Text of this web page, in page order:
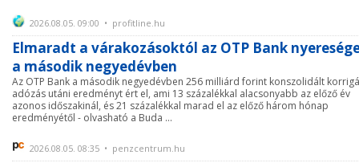
2026.08.05. 09:00 • profitline.hu
Elmaradt a várakozásoktól az OTP Bank
a második negyedévben
Az OTP Bank a második negyedévben 256 milliárd forint konszolidált
adózás utáni eredményt ért el, ami 13 százalékkal alacsonyabb az előző év
azonos időszakinál, és 21 százalékkal marad el az előző három hónap
eredményétől - olvasható a Buda ...
2026.08.05. 08:35 • penzcentrum.hu